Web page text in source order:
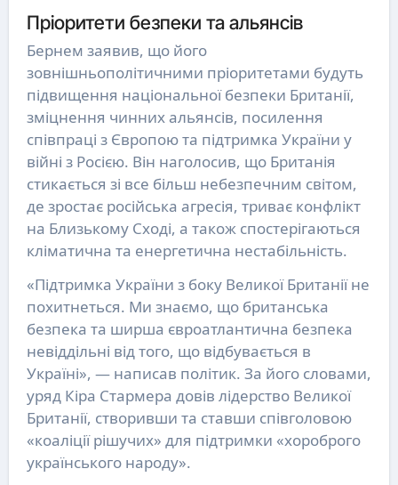
Пріоритети безпеки та альянсів
Бернем заявив, що його
зовнішньополітичними пріоритетами будуть
підвищення національної безпеки Британії,
зміцнення чинних альянсів, посилення
співпраці з Європою та підтримка України у
війні з Росією. Він наголосив, що Британія
стикається зі все більш небезпечним світом,
де зростає російська агресія, триває конфлікт
на Близькому Сході, а також спостерігаються
кліматична та енергетична нестабільність.
«Підтримка України з боку Великої Британії не
похитнеться. Ми знаємо, що британська
безпека та ширша євроатлантична безпека
невіддільні від того, що відбувається в
Україні», — написав політик. За його словами,
уряд Кіра Стармера довів лідерство Великої
Британії, створивши та ставши співголовою
«коаліції рішучих» для підтримки «хороброго
українського народу».